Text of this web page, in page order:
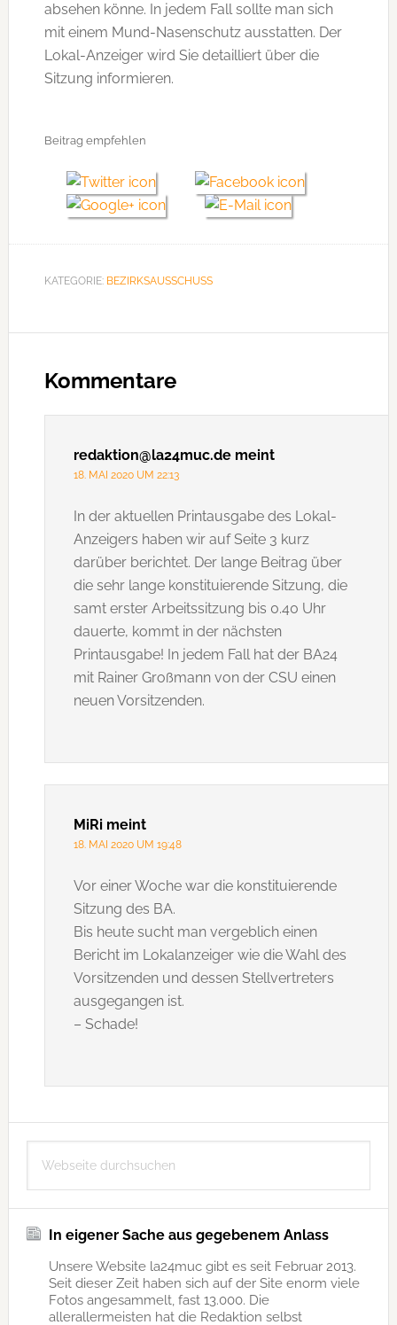
absehen könne. In jedem Fall sollte man sich
mit einem Mund-Nasenschutz ausstatten. Der
Lokal-Anzeiger wird Sie detailliert über die
Sitzung informieren.
Beitrag empfehlen
KATEGORIE: BEZIRKSAUSSCHUSS
Interaktionen
Kommentare
redaktion@la24muc.de meint
18. MAI 2020 UM 22:13
In der aktuellen Printausgabe des Lokal-
Anzeigers haben wir auf Seite 3 kurz
darüber berichtet. Der lange Beitrag über
die sehr lange konstituierende Sitzung, die
samt erster Arbeitssitzung bis 0.40 Uhr
dauerte, kommt in der nächsten
Printausgabe! In jedem Fall hat der BA24
mit Rainer Großmann von der CSU einen
neuen Vorsitzenden.
MiRi meint
18. MAI 2020 UM 19:48
Vor einer Woche war die konstituierende
Sitzung des BA.
Bis heute sucht man vergeblich einen
Bericht im Lokalanzeiger wie die Wahl des
Vorsitzenden und dessen Stellvertreters
ausgegangen ist.
– Schade!
Seitenspalte
durchsuchen
In eigener Sache aus gegebenem Anlass
Unsere Website la24muc gibt es seit Februar 2013.
Seit dieser Zeit haben sich auf der Site enorm viele
Fotos angesammelt, fast 13.000. Die
allerallermeisten hat die Redaktion selbst